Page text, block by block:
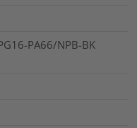
PA66/NPB-BK